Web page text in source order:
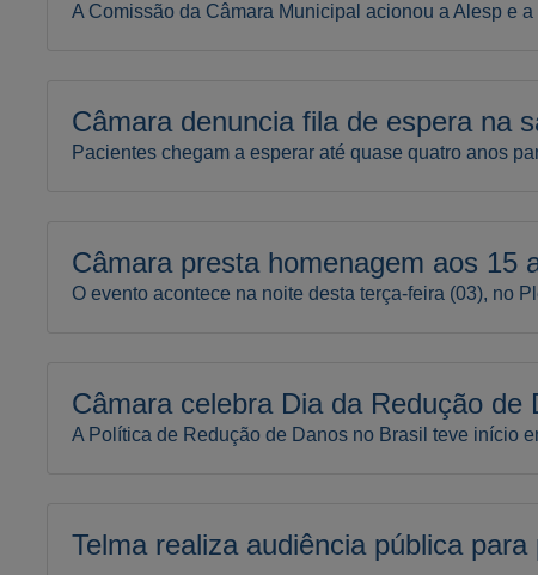
A Comissão da Câmara Municipal acionou a Alesp e
Câmara denuncia fila de espera na
Pacientes chegam a esperar até quase quatro anos
Câmara presta homenagem aos 15
O evento acontece na noite desta terça-feira (03), no
Câmara celebra Dia da Redução de
A Política de Redução de Danos no Brasil teve início
Telma realiza audiência pública